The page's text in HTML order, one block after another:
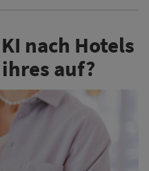
nach Hotels
auf?